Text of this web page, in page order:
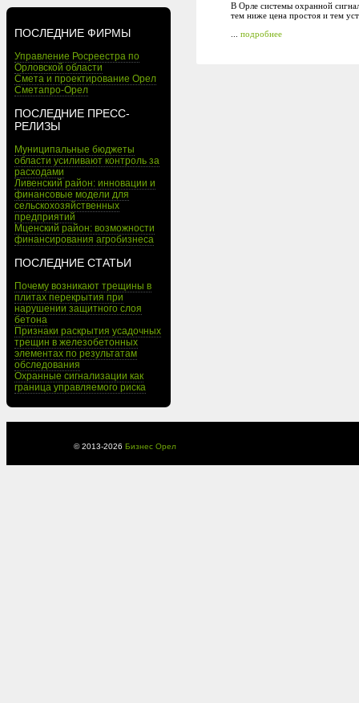
ПОСЛЕДНИЕ ФИРМЫ
Управление Росреестра по
Орловской области
Смета и проектирование Орел
Сметапро-Орел
ПОСЛЕДНИЕ ПРЕСС-
РЕЛИЗЫ
Муниципальные бюджеты
области усиливают контроль за
расходами
Ливенский район: инновации и
финансовые модели для
сельскохозяйственных
предприятий
Мценский район: возможности
финансирования агробизнеса
ПОСЛЕДНИЕ СТАТЬИ
Почему возникают трещины в
плитах перекрытия при
нарушении защитного слоя
бетона
Признаки раскрытия усадочных
трещин в железобетонных
элементах по результатам
обследования
Охранные сигнализации как
граница управляемого риска
В Орле системы охранной
тем ниже цена простоя и тем
подробнее
© 2013-2026 Бизнес Орел